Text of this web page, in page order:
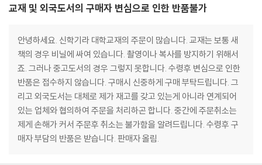
교재 및 외국도서의 구매자 변심으로 인한 반품불가
안녕하세요. 신학기라 대학교재의 주문이 많습니다. 교재는 보통 새
책의 경우 비닐에 싸여 있습니다. 촬영이나 복사를 방지하기 위해서
죠. 그러나 중고도서의 경우 그렇지 못합니다. 수령후 변심으로 인한
반품은 접수하지 않습니다. 구매시 신중하게 구매 부탁드립니다. 그
리고 외국도서는 대체로 제가 재고를 갖고 있는게 아니라 연계되어
있는 업체와 협의하여 주문을 처리하곤 합니다. 중간에 주문취소는
제게 손해가 커서 주문후 취소는 불가함을 알려드립니다. 수령후 구
매자 부담의 반품은 받습니다. 판매자 올림.